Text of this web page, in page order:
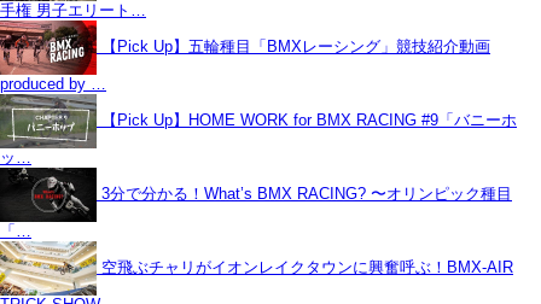
手権 男子エリート…
【Pick Up】五輪種目「BMXレーシング」競技紹介動画
produced by …
【Pick Up】HOME WORK for BMX RACING #9「バニーホ
ッ…
3分で分かる！What’s BMX RACING? 〜オリンピック種目
「…
空飛ぶチャリがイオンレイクタウンに興奮呼ぶ！BMX-AIR